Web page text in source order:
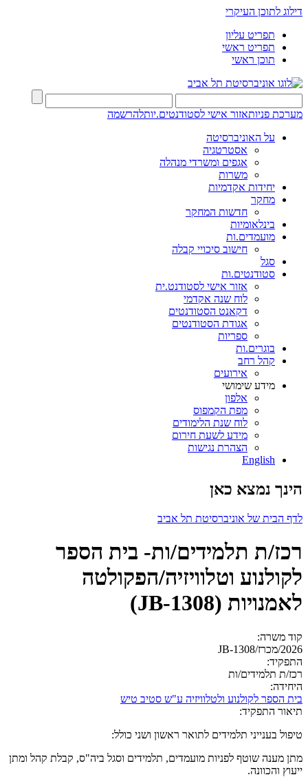
דילוג לתוכן העיקרי
תפריט עליון
תפריט ראשי
תוכן ראשי
מערכת פניותאזור אישי לסטודנטים.יותלהרשמה
על האוניברסיטה
אסטרטגיה
אגפים ומשרדי מנהלה
משרות
יחידות אקדמיות
מחקר
חדשות המחקר
בינלאומיות
מועמדים.ות
חישוב סיכויי קבלה
סגל
סטודנטים.ות
אזור אישי לסטודנט.ית
לוח שנה אקדמי
דקאנט הסטודנטים
אגודת הסטודנטים
ספריות
בוגרים.ות
קהל רחב
אירועים
מידע שימושי
אלפון
מפת הקמפוס
לוח שנת הלימודים
מידע לשעת חירום
הצהרת נגישות
English
הינך נמצא כאן
לדף הבית של אוניברסיטת תל אביב
רכז/ת תלמידים/ות- בית הספר
לקולנוע וטלוויזיה/הפקולטה
לאמנויות (JB-1308)
קוד משרה:
2026/מכרז/JB-1308
התפקיד:
רכז/ת תלמידים/ות
היחידה:
בית הספר לקולנוע ולטלוויזיה ע"ש סטיב טיש
תיאור התפקיד:
טיפול בענייני תלמידים לתואר ראשון ושני כולל:
מתן מענה שוטף לפניות מועמדים, תלמידים וסגל ביה"ס, קבלת קהל ומתן
ייעוץ והכוונה.